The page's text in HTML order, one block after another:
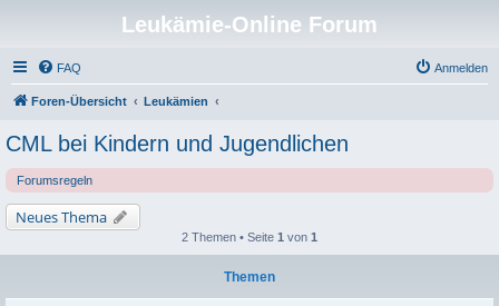
Leukämie-Online Forum
FAQ Anmelden
Foren-Übersicht Leukämien
CML bei Kindern und Jugendlichen
Forumsregeln
Neues Thema
2 Themen • Seite 1 von 1
Themen